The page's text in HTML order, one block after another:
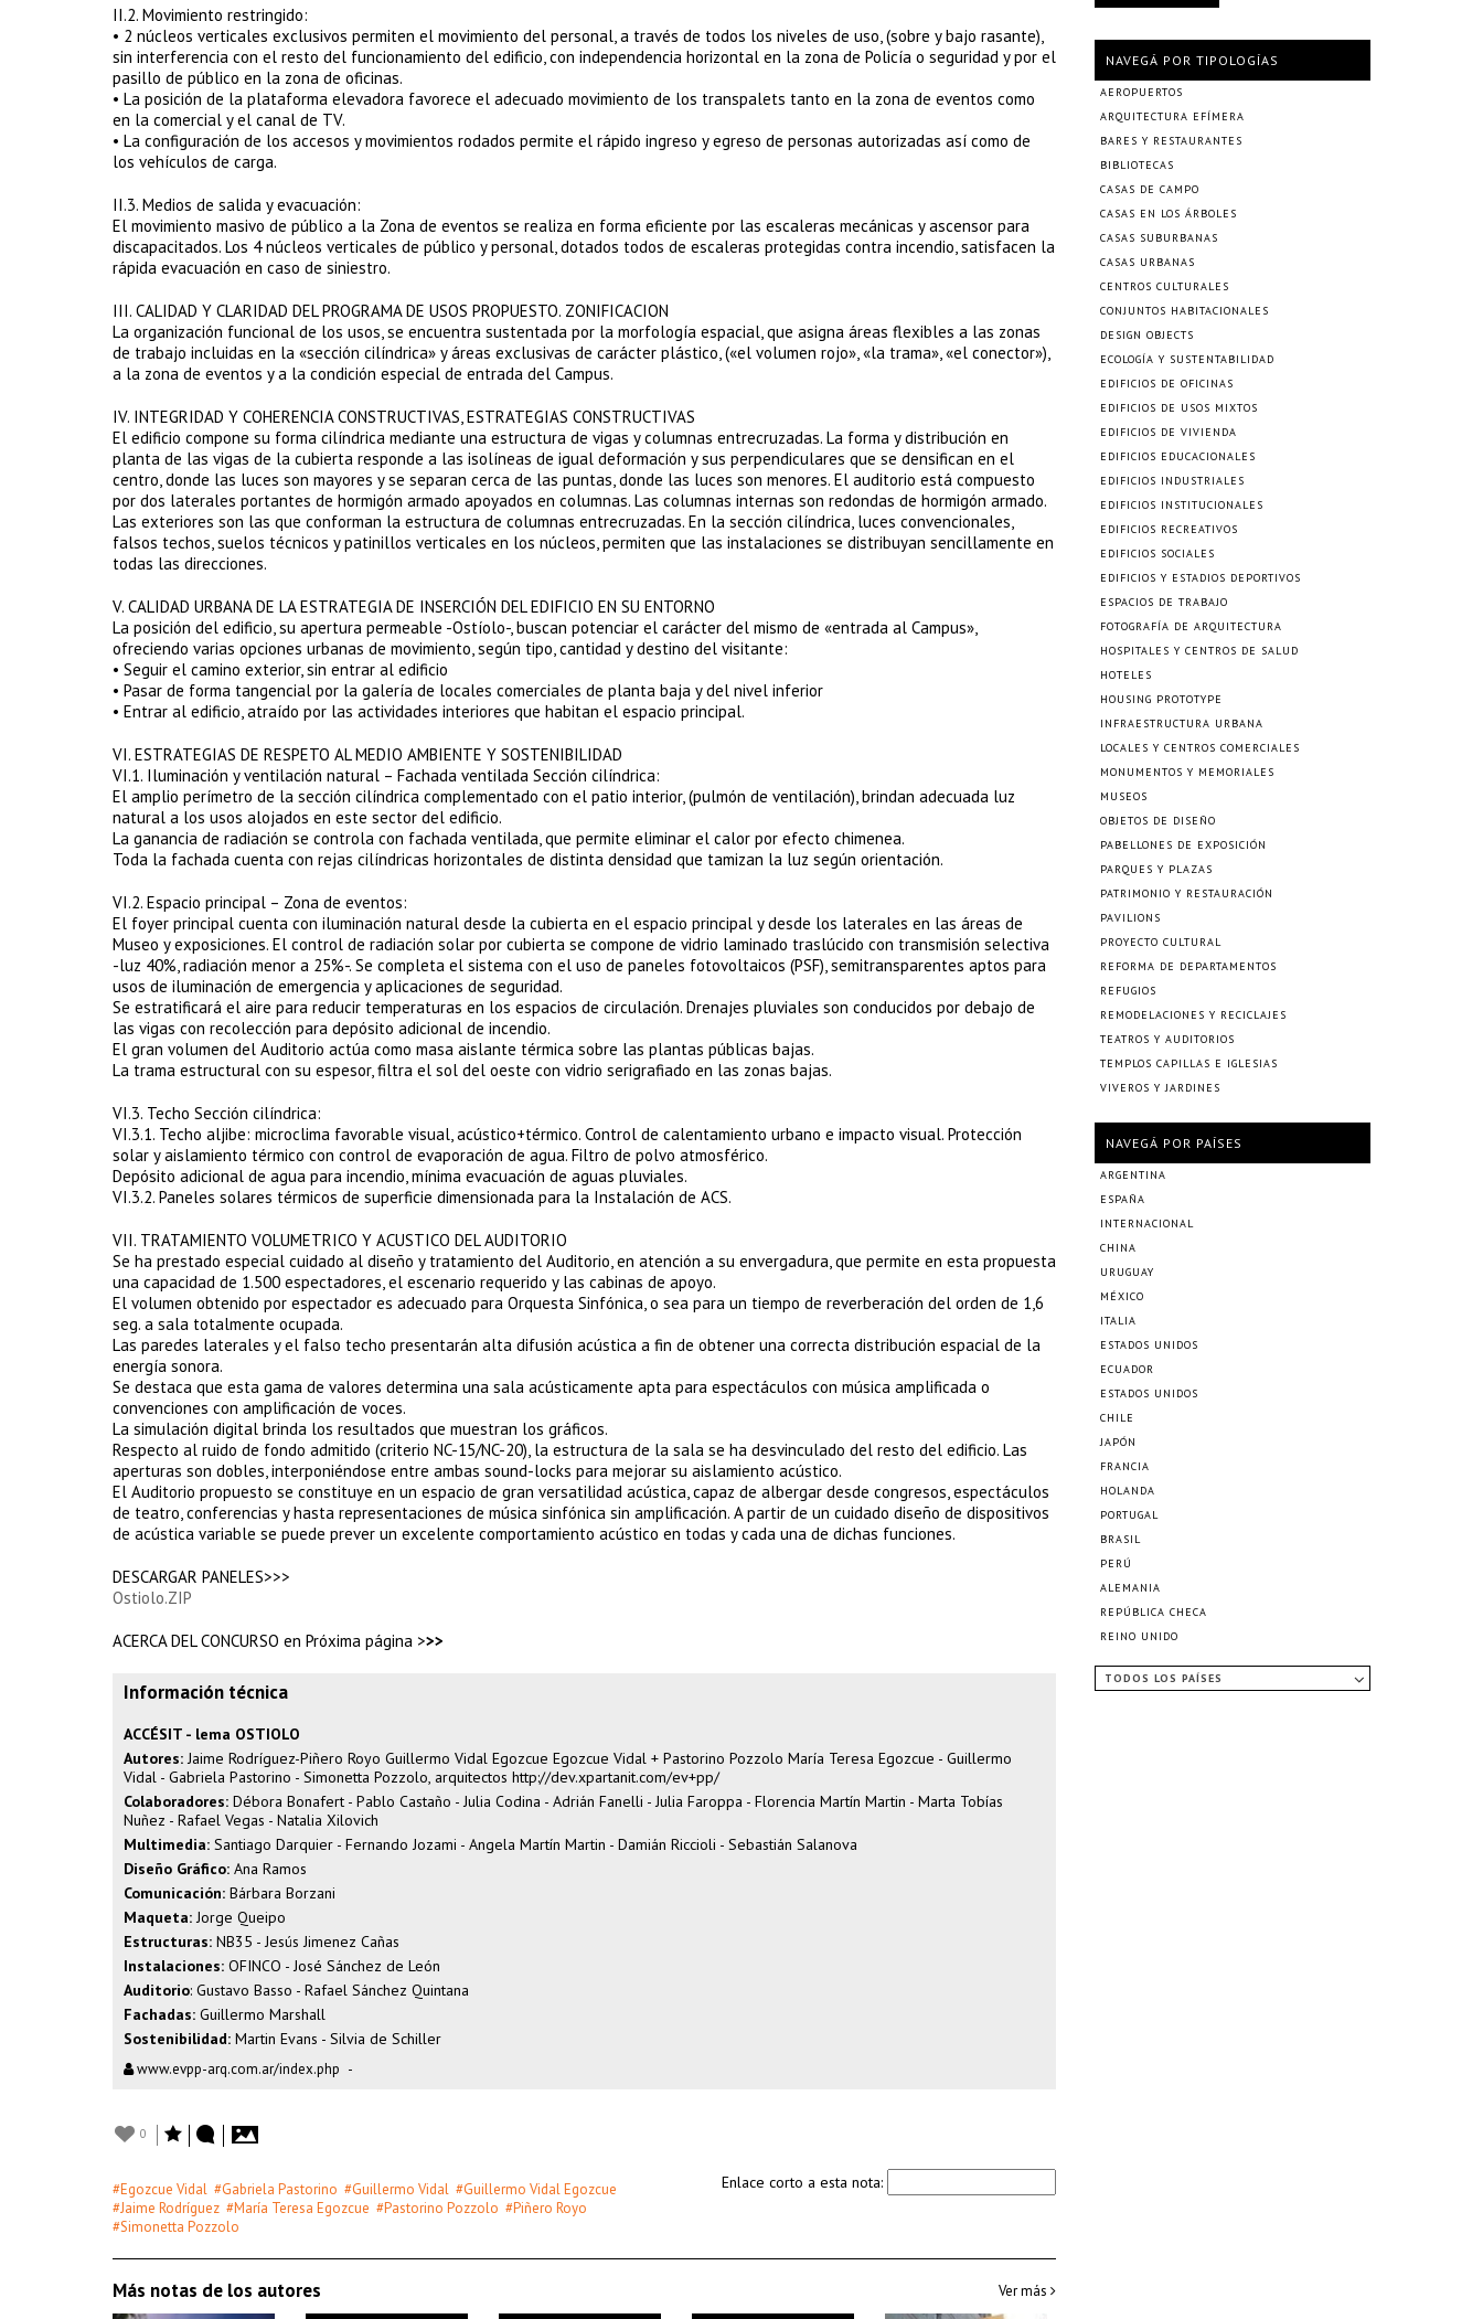
II.2. Movimiento restringido:
• 2 núcleos verticales exclusivos permiten el movimiento del personal, a través de todos los niveles de uso, (sobre y bajo rasante),
sin interferencia con el resto del funcionamiento del edificio, con independencia horizontal en la zona de Policía o seguridad y por el
pasillo de público en la zona de oficinas.
• La posición de la plataforma elevadora favorece el adecuado movimiento de los transpalets tanto en la zona de eventos como
en la comercial y el canal de TV.
• La configuración de los accesos y movimientos rodados permite el rápido ingreso y egreso de personas autorizadas así como de
los vehículos de carga.
II.3. Medios de salida y evacuación:
El movimiento masivo de público a la Zona de eventos se realiza en forma eficiente por las escaleras mecánicas y ascensor para
discapacitados. Los 4 núcleos verticales de público y personal, dotados todos de escaleras protegidas contra incendio, satisfacen la
rápida evacuación en caso de siniestro.
III. CALIDAD Y CLARIDAD DEL PROGRAMA DE USOS PROPUESTO. ZONIFICACION
La organización funcional de los usos, se encuentra sustentada por la morfología espacial, que asigna áreas flexibles a las zonas
de trabajo incluidas en la «sección cilíndrica» y áreas exclusivas de carácter plástico, («el volumen rojo», «la trama», «el conector»),
a la zona de eventos y a la condición especial de entrada del Campus.
IV. INTEGRIDAD Y COHERENCIA CONSTRUCTIVAS, ESTRATEGIAS CONSTRUCTIVAS
El edificio compone su forma cilíndrica mediante una estructura de vigas y columnas entrecruzadas. La forma y distribución en
planta de las vigas de la cubierta responde a las isolíneas de igual deformación y sus perpendiculares que se densifican en el
centro, donde las luces son mayores y se separan cerca de las puntas, donde las luces son menores. El auditorio está compuesto
por dos laterales portantes de hormigón armado apoyados en columnas. Las columnas internas son redondas de hormigón armado.
Las exteriores son las que conforman la estructura de columnas entrecruzadas. En la sección cilíndrica, luces convencionales,
falsos techos, suelos técnicos y patinillos verticales en los núcleos, permiten que las instalaciones se distribuyan sencillamente en
todas las direcciones.
V. CALIDAD URBANA DE LA ESTRATEGIA DE INSERCIÓN DEL EDIFICIO EN SU ENTORNO
La posición del edificio, su apertura permeable -Ostíolo-, buscan potenciar el carácter del mismo de «entrada al Campus»,
ofreciendo varias opciones urbanas de movimiento, según tipo, cantidad y destino del visitante:
• Seguir el camino exterior, sin entrar al edificio
• Pasar de forma tangencial por la galería de locales comerciales de planta baja y del nivel inferior
• Entrar al edificio, atraído por las actividades interiores que habitan el espacio principal.
VI. ESTRATEGIAS DE RESPETO AL MEDIO AMBIENTE Y SOSTENIBILIDAD
VI.1. Iluminación y ventilación natural – Fachada ventilada Sección cilíndrica:
El amplio perímetro de la sección cilíndrica complementado con el patio interior, (pulmón de ventilación), brindan adecuada luz
natural a los usos alojados en este sector del edificio.
La ganancia de radiación se controla con fachada ventilada, que permite eliminar el calor por efecto chimenea.
Toda la fachada cuenta con rejas cilíndricas horizontales de distinta densidad que tamizan la luz según orientación.
VI.2. Espacio principal – Zona de eventos:
El foyer principal cuenta con iluminación natural desde la cubierta en el espacio principal y desde los laterales en las áreas de
Museo y exposiciones. El control de radiación solar por cubierta se compone de vidrio laminado traslúcido con transmisión selectiva
-luz 40%, radiación menor a 25%-. Se completa el sistema con el uso de paneles fotovoltaicos (PSF), semitransparentes aptos para
usos de iluminación de emergencia y aplicaciones de seguridad.
Se estratificará el aire para reducir temperaturas en los espacios de circulación. Drenajes pluviales son conducidos por debajo de
las vigas con recolección para depósito adicional de incendio.
El gran volumen del Auditorio actúa como masa aislante térmica sobre las plantas públicas bajas.
La trama estructural con su espesor, filtra el sol del oeste con vidrio serigrafiado en las zonas bajas.
VI.3. Techo Sección cilíndrica:
VI.3.1. Techo aljibe: microclima favorable visual, acústico+térmico. Control de calentamiento urbano e impacto visual. Protección
solar y aislamiento térmico con control de evaporación de agua. Filtro de polvo atmosférico.
Depósito adicional de agua para incendio, mínima evacuación de aguas pluviales.
VI.3.2. Paneles solares térmicos de superficie dimensionada para la Instalación de ACS.
VII. TRATAMIENTO VOLUMETRICO Y ACUSTICO DEL AUDITORIO
Se ha prestado especial cuidado al diseño y tratamiento del Auditorio, en atención a su envergadura, que permite en esta propuesta
una capacidad de 1.500 espectadores, el escenario requerido y las cabinas de apoyo.
El volumen obtenido por espectador es adecuado para Orquesta Sinfónica, o sea para un tiempo de reverberación del orden de 1,6
seg. a sala totalmente ocupada.
Las paredes laterales y el falso techo presentarán alta difusión acústica a fin de obtener una correcta distribución espacial de la
energía sonora.
Se destaca que esta gama de valores determina una sala acústicamente apta para espectáculos con música amplificada o
convenciones con amplificación de voces.
La simulación digital brinda los resultados que muestran los gráficos.
Respecto al ruido de fondo admitido (criterio NC-15/NC-20), la estructura de la sala se ha desvinculado del resto del edificio. Las
aperturas son dobles, interponiéndose entre ambas sound-locks para mejorar su aislamiento acústico.
El Auditorio propuesto se constituye en un espacio de gran versatilidad acústica, capaz de albergar desde congresos, espectáculos
de teatro, conferencias y hasta representaciones de música sinfónica sin amplificación. A partir de un cuidado diseño de dispositivos
de acústica variable se puede prever un excelente comportamiento acústico en todas y cada una de dichas funciones.
DESCARGAR PANELES>>>
Ostiolo.ZIP
ACERCA DEL CONCURSO en Próxima página >>>
Información técnica
ACCÉSIT - lema OSTIOLO
Autores:Jaime Rodríguez-Piñero Royo Guillermo Vidal Egozcue Egozcue Vidal + Pastorino Pozzolo María Teresa Egozcue - Guillermo
Vidal - Gabriela Pastorino - Simonetta Pozzolo, arquitectos http://dev.xpartanit.com/ev+pp/
Colaboradores: Débora Bonafert - Pablo Castaño - Julia Codina - Adrián Fanelli - Julia Faroppa - Florencia Martín Martin - Marta Tobías
Nuñez - Rafael Vegas - Natalia Xilovich
Multimedia: Santiago Darquier - Fernando Jozami - Angela Martín Martin - Damián Riccioli - Sebastián Salanova
Diseño Gráfico: Ana Ramos
Comunicación: Bárbara Borzani
Maqueta:Jorge Queipo
Estructuras: NB35 - Jesús Jimenez Cañas
Instalaciones: OFINCO - José Sánchez de León
Auditorio: Gustavo Basso - Rafael Sánchez Quintana
Fachadas: Guillermo Marshall
Sostenibilidad: Martin Evans - Silvia de Schiller
www.evpp-arq.com.ar/index.php -
0
#Egozcue Vidal #Gabriela Pastorino #Guillermo Vidal #Guillermo Vidal Egozcue
#Jaime Rodríguez #María Teresa Egozcue #Pastorino Pozzolo #Piñero Royo
#Simonetta Pozzolo
Enlace corto a esta nota:
Más notas de los autores Ver más
NAVEGÁ POR TIPOLOGÍAS
AEROPUERTOS
ARQUITECTURA EFÍMERA
BARES Y RESTAURANTES
BIBLIOTECAS
CASAS DE CAMPO
CASAS EN LOS ÁRBOLES
CASAS SUBURBANAS
CASAS URBANAS
CENTROS CULTURALES
CONJUNTOS HABITACIONALES
DESIGN OBJECTS
ECOLOGÍA Y SUSTENTABILIDAD
EDIFICIOS DE OFICINAS
EDIFICIOS DE USOS MIXTOS
EDIFICIOS DE VIVIENDA
EDIFICIOS EDUCACIONALES
EDIFICIOS INDUSTRIALES
EDIFICIOS INSTITUCIONALES
EDIFICIOS RECREATIVOS
EDIFICIOS SOCIALES
EDIFICIOS Y ESTADIOS DEPORTIVOS
ESPACIOS DE TRABAJO
FOTOGRAFÍA DE ARQUITECTURA
HOSPITALES Y CENTROS DE SALUD
HOTELES
HOUSING PROTOTYPE
INFRAESTRUCTURA URBANA
LOCALES Y CENTROS COMERCIALES
MONUMENTOS Y MEMORIALES
MUSEOS
OBJETOS DE DISEÑO
PABELLONES DE EXPOSICIÓN
PARQUES Y PLAZAS
PATRIMONIO Y RESTAURACIÓN
PAVILIONS
PROYECTO CULTURAL
REFORMA DE DEPARTAMENTOS
REFUGIOS
REMODELACIONES Y RECICLAJES
TEATROS Y AUDITORIOS
TEMPLOS CAPILLAS E IGLESIAS
VIVEROS Y JARDINES
NAVEGÁ POR PAÍSES
ARGENTINA
ESPAÑA
INTERNACIONAL
CHINA
URUGUAY
MÉXICO
ITALIA
ESTADOS UNIDOS
ECUADOR
ESTADOS UNIDOS
CHILE
JAPÓN
FRANCIA
HOLANDA
PORTUGAL
BRASIL
PERÚ
ALEMANIA
REPÚBLICA CHECA
REINO UNIDO
TODOS LOS PAÍSES